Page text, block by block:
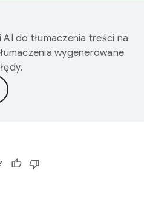
do tłumaczenia treści na
wygenerowane